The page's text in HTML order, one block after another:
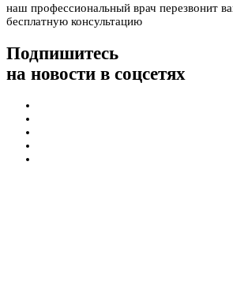
наш профессиональный врач перезвонит
бесплатную консультацию
Подпишитесь
на новости в соцсетях